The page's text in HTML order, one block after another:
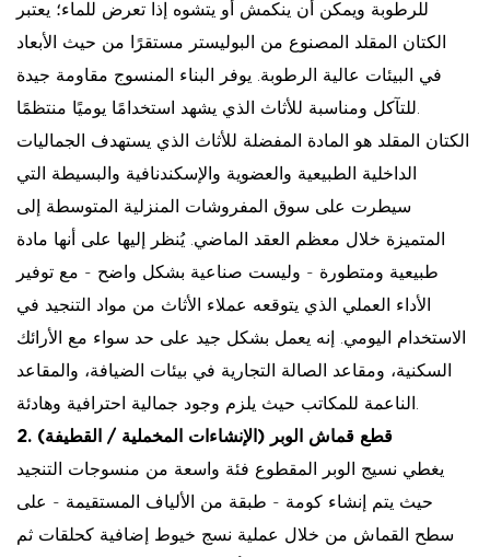
للرطوبة ويمكن أن ينكمش أو يتشوه إذا تعرض للماء؛ يعتبر
الكتان المقلد المصنوع من البوليستر مستقرًا من حيث الأبعاد
في البيئات عالية الرطوبة. يوفر البناء المنسوج مقاومة جيدة
الكتان المقلد هو المادة المفضلة للأثاث الذي يستهدف الجماليات
الداخلية الطبيعية والعضوية والإسكندنافية والبسيطة التي
سيطرت على سوق المفروشات المنزلية المتوسطة إلى
المتميزة خلال معظم العقد الماضي. يُنظر إليها على أنها مادة
طبيعية ومتطورة - وليست صناعية بشكل واضح - مع توفير
الأداء العملي الذي يتوقعه عملاء الأثاث من مواد التنجيد في
الاستخدام اليومي. إنه يعمل بشكل جيد على حد سواء مع الأرائك
السكنية، ومقاعد الصالة التجارية في بيئات الضيافة، والمقاعد
2. قطع قماش الوبر (الإنشاءات المخملية / القطيفة)
يغطي نسيج الوبر المقطوع فئة واسعة من منسوجات التنجيد
حيث يتم إنشاء كومة - طبقة من الألياف المستقيمة - على
سطح القماش من خلال عملية نسج خيوط إضافية كحلقات ثم